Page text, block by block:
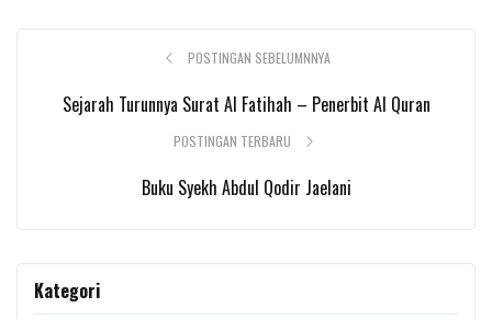
POSTINGAN SEBELUMNNYA
Sejarah Turunnya Surat Al Fatihah – Penerbit Al Quran
POSTINGAN TERBARU
Buku Syekh Abdul Qodir Jaelani
Kategori